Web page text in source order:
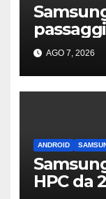
AGO 7, 2026
ANDROID
HPC da